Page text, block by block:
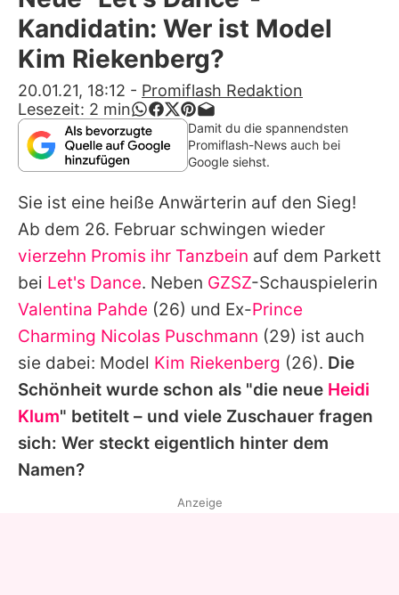
Alle Themen auf Promiflash
Jobs
App runterladen
Team
Redaktionelle Richtlinien
Impressum
Datenschutzerklärung
Nutzungsbedingungen
Utiq verwalten
Kandidatin: Wer ist Model
Kim Riekenberg?
20.01.21, 18:12 - Promiflash Redaktion
Lesezeit: 2 min
Damit du die spannendsten
Promiflash-News auch bei
Google siehst.
Sie ist eine heiße Anwärterin auf den Sieg!
Ab dem 26. Februar schwingen wieder
vierzehn Promis ihr Tanzbein auf dem Parkett
bei Let's Dance. Neben GZSZ-Schauspielerin
Valentina Pahde (26) und Ex-Prince
Charming Nicolas Puschmann (29) ist auch
sie dabei: Model Kim Riekenberg (26). Die
Schönheit wurde schon als "die neue Heidi
Klum" betitelt – und viele Zuschauer fragen
sich: Wer steckt eigentlich hinter dem
Namen?
Anzeige